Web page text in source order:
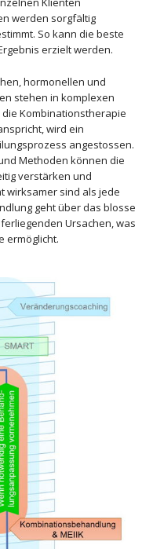
werden sorgfältig
So kann die beste
erzielt werden.
hormonellen und
stehen in komplexen
Kombinationstherapie
wird ein
angestossen.
Methoden können die
verstärken und
wirksamer sind als jede
geht über das blosse
Ursachen, was
ermöglicht.